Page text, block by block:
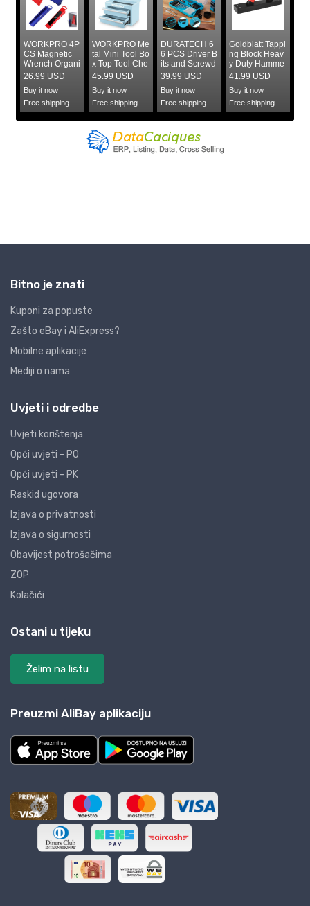
Bitno je znati
Kuponi za popuste
Zašto eBay i AliExpress?
Mobilne aplikacije
Mediji o nama
Uvjeti i odredbe
Uvjeti korištenja
Opći uvjeti - PO
Opći uvjeti - PK
Raskid ugovora
Izjava o privatnosti
Izjava o sigurnosti
Obavijest potrošačima
ZOP
Kolačići
Ostani u tijeku
Želim na listu
Preuzmi AliBay aplikaciju